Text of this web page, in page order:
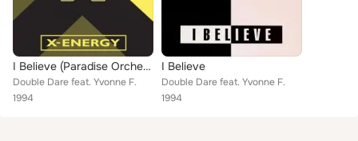
I Believe (Paradise Orchestra Remix)
Double Dare feat. Yvonne F.
1994
I Believe
Double Dare feat. Yvonne F.
1994